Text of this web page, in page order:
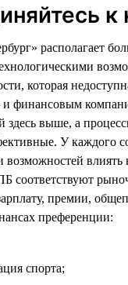
к
располагает
которая
финансовым
здесь выше, а
У каждого
возможностей влиять
соответствуют
премии,
преференции:
спорта;